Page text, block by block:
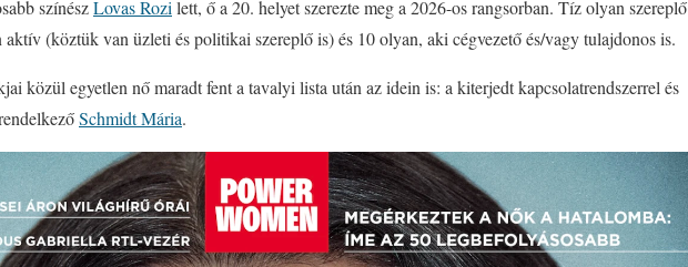
színészLovas Rozi lett, ő a 20. helyet szerezte meg a 2026-os rangsorban. Tíz olyan szereplő
(köztük van üzleti és politikai szereplő is) és 10 olyan, aki cégvezető és/vagy tulajdonos is.
közül egyetlen nő maradt fent a tavalyi lista után az idein is: a kiterjedt kapcsolatrendszerrel és
Schmidt Mária.